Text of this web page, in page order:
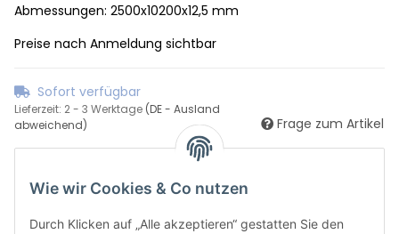
Abmessungen: 2500x10200x12,5 mm
Preise nach Anmeldung sichtbar
Sofort verfügbar
Lieferzeit: 2 - 3 Werktage (DE - Ausland
abweichend)
Frage zum Artikel
Wie wir Cookies & Co nutzen
Durch Klicken auf „Alle akzeptieren“ gestatten Sie den